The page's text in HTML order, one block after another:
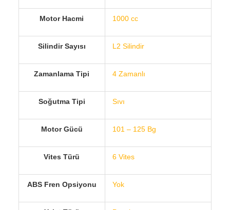
Motor Hacmi 1000 cc
Silindir Sayısı L2 Silindir
Zamanlama Tipi 4 Zamanlı
Soğutma Tipi Sıvı
Motor Gücü 101 – 125 Bg
Vites Türü 6 Vites
ABS Fren Opsiyonu Yok